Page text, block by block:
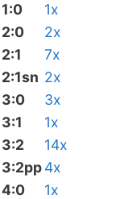
1:0
1x
2:0
2x
2:1
7x
2:1sn 2x
3:0
3x
3:1
1x
3:2
14x
3:2pp4x
4:0
1x